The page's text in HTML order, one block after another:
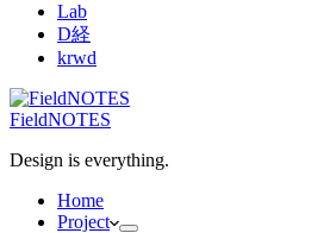
Lab
D経
krwd
FieldNOTES
Design is everything.
Home
Project